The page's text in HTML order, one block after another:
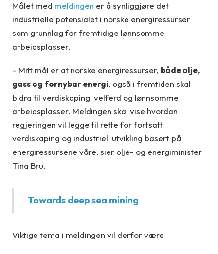
Målet med meldingen er å synliggjøre det
industrielle potensialet i norske energiressurser
som grunnlag for fremtidige lønnsomme
arbeidsplasser.
– Mitt mål er at norske energiressurser, både olje,
gass og fornybar energi, også i fremtiden skal
bidra til verdiskaping, velferd og lønnsomme
arbeidsplasser. Meldingen skal vise hvordan
regjeringen vil legge til rette for fortsatt
verdiskaping og industriell utvikling basert på
energiressursene våre, sier olje- og energiminister
Tina Bru.
Towards deep sea mining
Viktige tema i meldingen vil derfor være